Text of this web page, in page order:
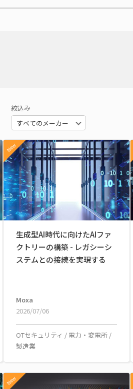
絞込み
New
生成型AI時代に向けたAIファ
クトリーの構築 - レガシーシ
ステムとの接続を実現する
Moxa
2026/07/06
OTセキュリティ / 電力・変電所 /
製造業
New